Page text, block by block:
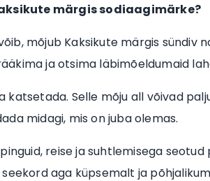
märgis sodiaagimärke?
mõjub Kaksikute märgis sündiv
ja otsima läbimõeldumaid
katsetada. Selle mõju all võivad
midagi, mis on juba olemas.
reise ja suhtlemisega
aga küpsemalt ja